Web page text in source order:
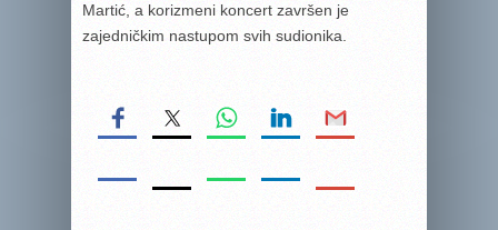
Martić, a korizmeni koncert završen je
zajedničkim nastupom svih sudionika.